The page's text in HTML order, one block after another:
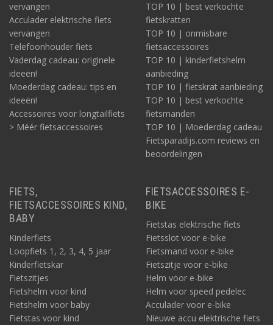
vervangen
Acculader elektrische fiets
vervangen
Telefoonhouder fiets
Vaderdag cadeau: originele
ideeën!
Moederdag cadeau: tips en
ideeën!
Accessoires voor longtailfiets
> Méér fietsaccessoires
TOP 10 | best verkochte
fietskratten
TOP 10 | onmisbare
fietsaccessoires
TOP 10 | kinderfietshelm
aanbieding
TOP 10 | fietskrat aanbieding
TOP 10 | best verkochte
fietsmanden
TOP 10 | Moederdag cadeau
Fietsparadijs.com reviews en
beoordelingen
FIETS,
FIETSACCESSOIRES KIND,
BABY
Kinderfiets
Loopfiets 1, 2, 3, 4, 5 jaar
Kinderfietskar
Fietszitjes
Fietshelm voor kind
Fietshelm voor baby
Fietstas voor kind
FIETSACCESSOIRES E-
BIKE
Fietstas elektrische fiets
Fietsslot voor e-bike
Fietsmand voor e-bike
Fietszitje voor e-bike
Helm voor e-bike
Helm voor speed pedelec
Acculader voor e-bike
Nieuwe accu elektrische fiets